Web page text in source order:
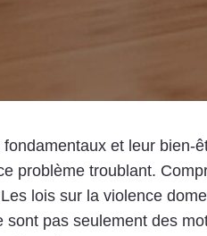
et leur bien-
problème troublant.
lois sur la violence
pas seulement des